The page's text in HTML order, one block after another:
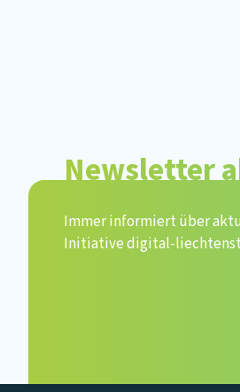
Newsletter
Immer informiert über
Initiative digital-